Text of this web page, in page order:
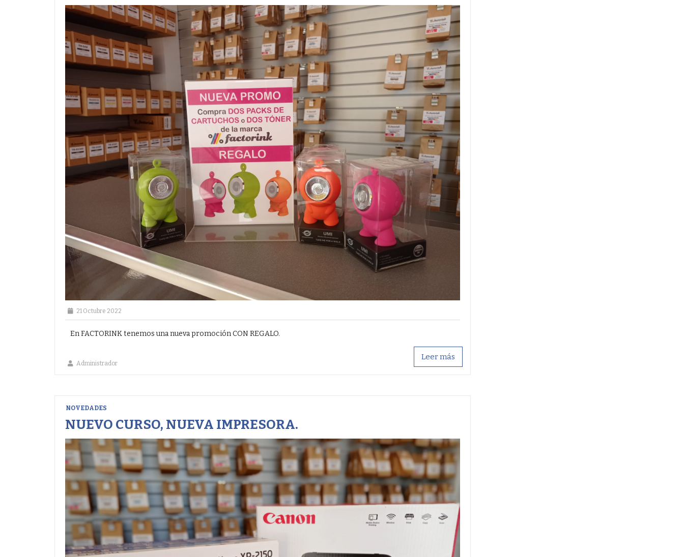
Administrador
21 Octubre 2022
En FACTORINK tenemos una nueva promoción CON REGALO.
Leer más
NUEVO CURSO, NUEVA IMPRESORA.
NOVEDADES